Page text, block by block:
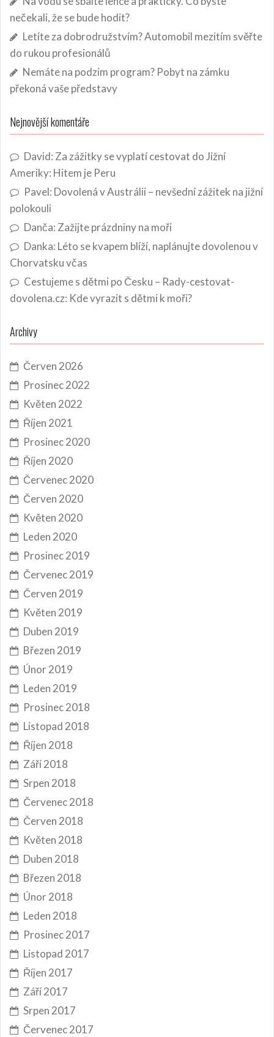
nečekali, že se bude hodit?
Letíte za dobrodružstvím? Automobil mezitím svěřte
do rukou profesionálů
Nemáte na podzim program? Pobyt na zámku
překoná vaše představy
Nejnovější komentáře
David: Za zážitky se vyplatí cestovat do Jižní
Ameriky: Hitem je Peru
Pavel: Dovolená v Austrálii – nevšední zážitek na jižní
polokouli
Danča: Zažijte prázdniny na moři
Danka: Léto se kvapem blíží, naplánujte dovolenou v
Chorvatsku včas
Cestujeme s dětmi po Česku – Rady-cestovat-
dovolena.cz: Kde vyrazit s dětmi k moři?
Archivy
Červen 2026
Prosinec 2022
Květen 2022
Říjen 2021
Prosinec 2020
Říjen 2020
Červenec 2020
Červen 2020
Květen 2020
Leden 2020
Prosinec 2019
Červenec 2019
Červen 2019
Květen 2019
Duben 2019
Březen 2019
Únor 2019
Leden 2019
Prosinec 2018
Listopad 2018
Říjen 2018
Září 2018
Srpen 2018
Červenec 2018
Červen 2018
Květen 2018
Duben 2018
Březen 2018
Únor 2018
Leden 2018
Prosinec 2017
Listopad 2017
Říjen 2017
Září 2017
Srpen 2017
Červenec 2017